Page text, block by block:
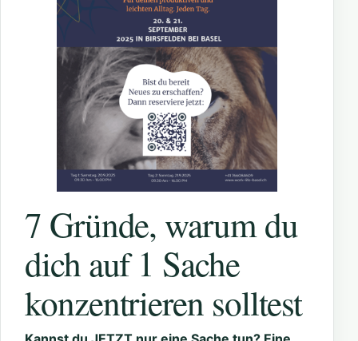
7 Gründe, warum du
dich auf 1 Sache
konzentrieren solltest